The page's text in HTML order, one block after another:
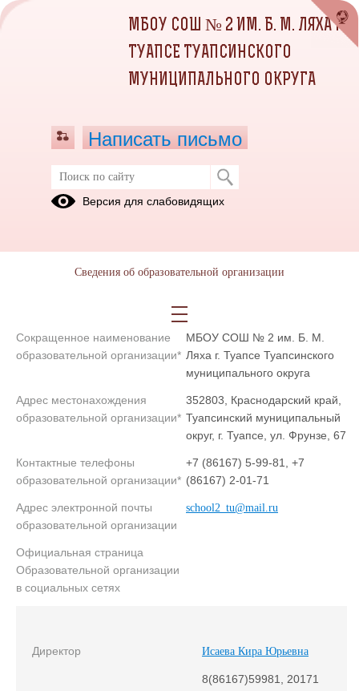
Контакты
Союза Бориса Митрофановича Ляха г. Туапсе муниципального
Сокращенное наименование
образовательной организации*
МБОУ СОШ № 2 им. Б. М.
Ляха г. Туапсе Туапсинского
муниципального округа
Адрес местонахождения
образовательной организации*
352803, Краснодарский край,
Туапсинский муниципальный
округ, г. Туапсе, ул. Фрунзе, 67
Контактные телефоны
образовательной организации*
+7 (86167) 5-99-81, +7
(86167) 2-01-71
Адрес электронной почты
образовательной организации
school2_tu@mail.ru
Официальная страница
Образовательной организации
в социальных сетях
Директор Исаева Кира Юрьевна
8(86167)59981, 20171
МБОУ СОШ № 2 ИМ. Б. М. ЛЯХА Г.
ТУАПСЕ ТУАПСИНСКОГО
МУНИЦИПАЛЬНОГО ОКРУГА
Написать письмо
Версия для слабовидящих
Сведения об образовательной организации